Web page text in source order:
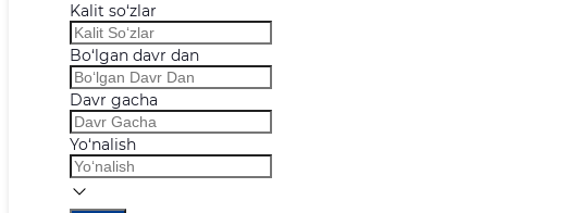
Kalit so‘zlar
Bo‘lgan davr dan
Davr gacha
Yo‘nalish